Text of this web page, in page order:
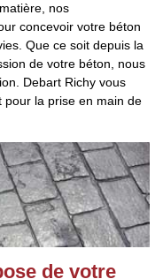
nos
concevoir votre béton
Que ce soit depuis la
de votre béton, nous
Debart Richy vous
pour la prise en main de
de votre